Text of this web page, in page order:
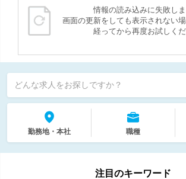
情報の読み込みに失敗しま
画面の更新をしても表示されない
経ってから再度お試しくだ
どんな求人をお探しですか？
勤務地・本社 職種
注目のキーワード